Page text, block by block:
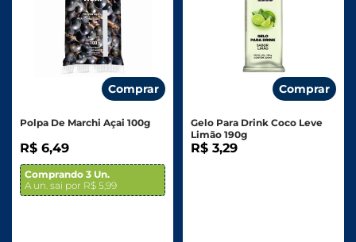
Comprar
Polpa De Marchi Açai 100g
R$ 6,49
Comprando 3 Un.
A un. sai por R$ 5,99
Comprar
Gelo Para Drink Coco Leve
Limão 190g
R$ 3,29